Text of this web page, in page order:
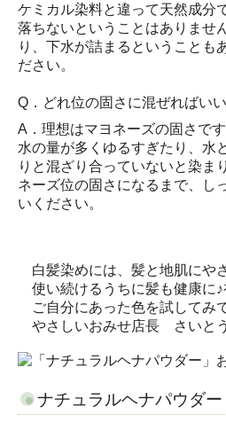
ケミカル染料と違って天然成分
落ちないということはありませ
り、下水が詰まるということも
ださい。
Q．どれ位の固さに混ぜればい
A．理想はマヨネーズの固さです
水の量が多くゆるすぎたり、水
りと混ざり合っていないと染ま
ネーズ位の固さになるまで、し
いください。
白髪染めには、髪と地肌にや
使い続けるうちに髪も健康に
ご自分にあった色を試してみ
やさしいおみせ店長 さいと
ナチュラルヘナパウダ